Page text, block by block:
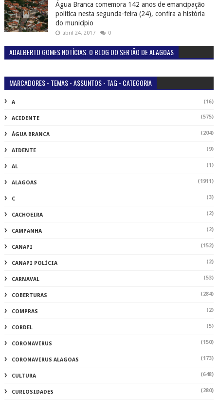
Água Branca comemora 142 anos de emancipação
política nesta segunda-feira (24), confira a história
do município
abril 24, 2017 0
ADALBERTO GOMES NOTÍCIAS. O BLOG DO SERTÃO DE ALAGOAS
MARCADORES - TEMAS - ASSUNTOS - TAG - CATEGORIA
A (16)
ACIDENTE (575)
ÁGUA BRANCA (204)
AIDENTE (9)
AL (1)
ALAGOAS (1911)
C (3)
CACHOEIRA (2)
CAMPANHA (2)
CANAPI (152)
CANAPI POLÍCIA (2)
CARNAVAL (53)
COBERTURAS (284)
COMPRAS (2)
CORDEL (5)
CORONAVIRUS (150)
CORONAVIRUS ALAGOAS (173)
CULTURA (648)
CURIOSIDADES (280)